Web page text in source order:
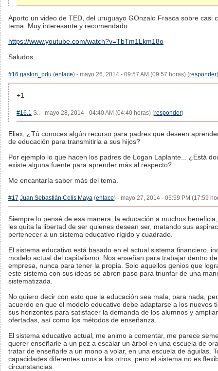
Aporto un video de TED, del uruguayo GOnzalo Frasca sobre casi
tema. Muy interesante y recomendado.
https://www.youtube.com/watch?v=TbTm1Lkm18o
Saludos.
#16 gaston_pdu (enlace) - mayo 26, 2014 - 09:57 AM (09:57 horas) (responder)
+1
#16.1 S.. - mayo 28, 2014 - 04:40 AM (04:40 horas) (responder)
Eliax, ¿Tú conoces algún recurso para padres que deseen
de educación para transmitirla a sus hijos?
Por ejemplo lo que hacen los padres de Logan Laplante... ¿Está
existe alguna fuente para aprender más al respecto?
Me encantaría saber más del tema.
#17 Juan Sebastián Celis Maya (enlace) - mayo 27, 2014 - 05:59 PM (17:59
Siempre lo pensé de esa manera, la educación a muchos
les quita la libertad de ser quienes desean ser, matando sus
pertenecer a un sistema educativo rígido y cuadrado.
El sistema educativo está basado en el actual sistema financiero,
modelo actual del capitalismo. Nos enseñan para trabajar dentro
empresa, nunca para tener la propia. Solo aquellos genios que
este sistema con sus ideas se abren paso para triunfar de una
sistematizada.
No quiero decir con esto que la educación sea mala, para nada,
acuerdo en que el modelo educativo debe adaptarse a los nuevos
sus horizontes para satisfacer la demanda de los alumnos y
ofertadas, así como los métodos de enseñanza.
El sistema educativo actual, me animo a comentar, me parece
querer enseñarle a un pez a escalar un árbol en una escuela de
tratar de enseñarle a un mono a volar, en una escuela de águilas.
capacidades diferentes unos a los otros, pero el sistema no es
circunstancias.